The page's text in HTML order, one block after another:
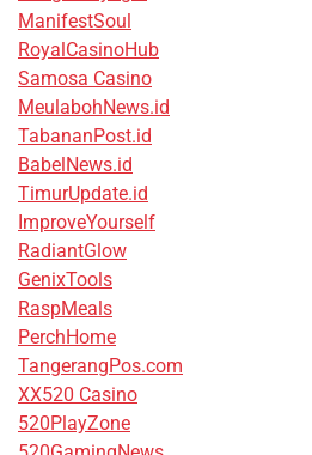
ManifestSoul
RoyalCasinoHub
Samosa Casino
MeulabohNews.id
TabananPost.id
BabelNews.id
TimurUpdate.id
ImproveYourself
RadiantGlow
GenixTools
RaspMeals
PerchHome
TangerangPos.com
XX520 Casino
520PlayZone